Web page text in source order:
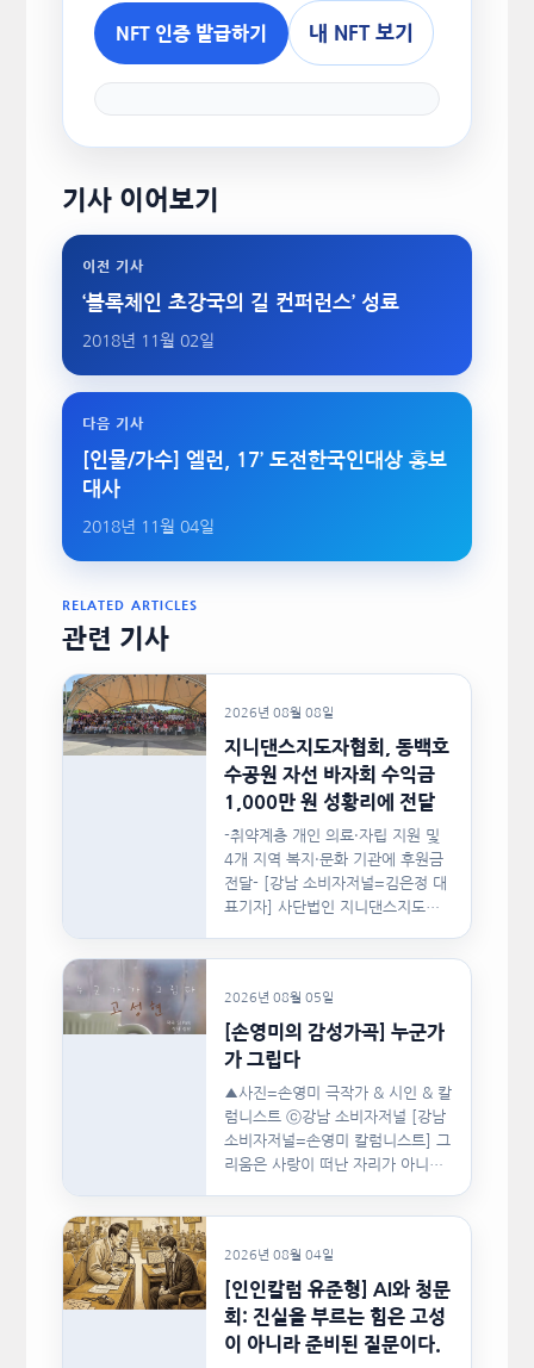
NFT 인증 발급하기 내 NFT 보기
기사 이어보기
이전 기사
‘블록체인 초강국의 길 컨퍼런스’ 성료
2018년 11월 02일
다음 기사
[인물/가수] 엘런, 17’ 도전한국인대상 홍보
대사
2018년 11월 04일
RELATED ARTICLES
관련 기사
2026년 08월 08일
지니댄스지도자협회, 동백호
수공원 자선 바자회 수익금
1,000만 원 성황리에 전달
-취약계층 개인 의료·자립 지원 및
4개 지역 복지·문화 기관에 후원금
전달- [강남 소비자저널=김은정 대
표기자] 사단법인 지니댄스지도자
지난…
2026년 08월 05일
[손영미의 감성가곡] 누군가
가 그립다
▲사진=손영미 극작가 & 시인 & 칼
럼니스트 ⓒ강남 소비자저널 [강남
소비자저널=손영미 칼럼니스트] 그
리움은 사랑이 떠난 자리가 아니라,
2026년 08월 04일
[인인칼럼 유준형] AI와 청문
회: 진실을 부르는 힘은 고성
이 아니라 준비된 질문이다.